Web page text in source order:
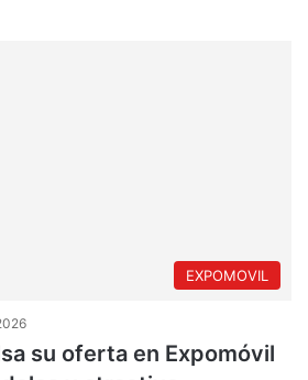
EXPOMOVIL
su oferta en Expomóvil